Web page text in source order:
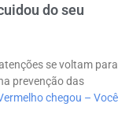
do seu
se voltam para
prevenção das
chegou – Você